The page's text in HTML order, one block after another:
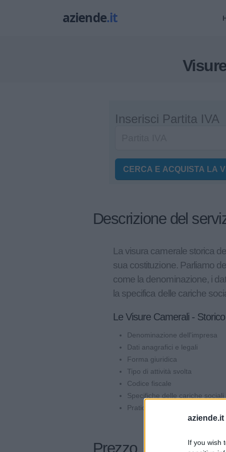
aziende.it
If you wish
Inserisci Partita IVA
CERCA E ACQUISTA LA
Descrizione del
La visura camerale storica
sua costituzione. Parliamo
come la denominazione, i
la specifica delle cariche
Le Visure Camerali -
Denominazione dell'impresa
Dati anagrafici e legali
Forma giuridica
Tipo di attività svolta
Codice fiscale
Specifiche delle cariche sociali
Pratiche depositate presso la
Prezzo